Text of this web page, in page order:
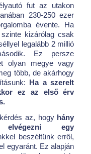
fut az utakon
230-250 ezer
évente. Ha
kizárólag csak
legalább 2 millió
Ez persze
olyan megye vagy
több, de akárhogy
Ha a szerelt
ez az első érv
az, hogyhány
elvégezni egy
beszéltünk erről,
egyaránt. Ez alapján